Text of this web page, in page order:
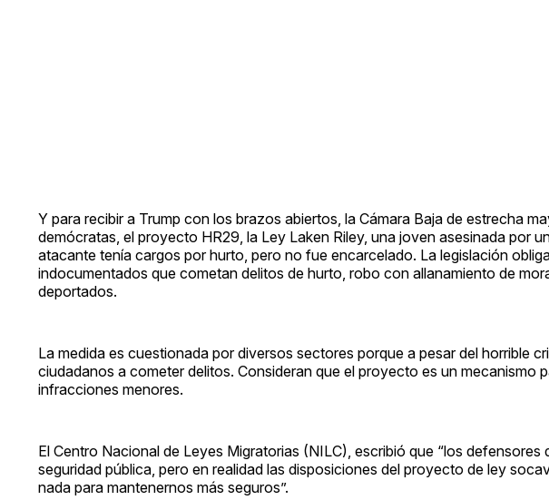
Y para recibir a Trump con los brazos abiertos, la Cámara Baja de estrecha
demócratas, el proyecto HR29, la Ley Laken Riley, una joven asesinada por
atacante tenía cargos por hurto, pero no fue encarcelado. La legislación
indocumentados que cometan delitos de hurto, robo con allanamiento de
deportados.
La medida es cuestionada por diversos sectores porque a pesar del horrible
ciudadanos a cometer delitos. Consideran que el proyecto es un mecanismo
infracciones menores.
El Centro Nacional de Leyes Migratorias (NILC), escribió que “los
seguridad pública, pero en realidad las disposiciones del proyecto de ley
nada para mantenernos más seguros”.